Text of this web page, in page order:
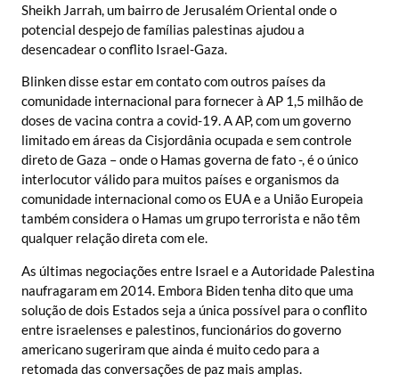
Sheikh Jarrah, um bairro de Jerusalém Oriental onde o
potencial despejo de famílias palestinas ajudou a
desencadear o conflito Israel-Gaza.
Blinken disse estar em contato com outros países da
comunidade internacional para fornecer à AP 1,5 milhão de
doses de vacina contra a covid-19. A AP, com um governo
limitado em áreas da Cisjordânia ocupada e sem controle
direto de Gaza – onde o Hamas governa de fato -, é o único
interlocutor válido para muitos países e organismos da
comunidade internacional como os EUA e a União Europeia
também considera o Hamas um grupo terrorista e não têm
qualquer relação direta com ele.
As últimas negociações entre Israel e a Autoridade Palestina
naufragaram em 2014. Embora Biden tenha dito que uma
solução de dois Estados seja a única possível para o conflito
entre israelenses e palestinos, funcionários do governo
americano sugeriram que ainda é muito cedo para a
retomada das conversações de paz mais amplas.